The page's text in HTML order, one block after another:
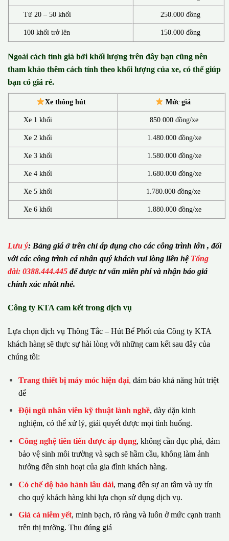
Từ 20 – 50 khối 250.000 đồng
100 khối trở lên 150.000 đồng
Ngoài cách tính giá bởi khối lượng trên đây bạn cũng nên
tham khảo thêm cách tính theo khối lượng của xe, có thể giúp
bạn có giá rẻ.
Xe thông hút Mức giá
Xe 1 khối 850.000 đồng/xe
Xe 2 khối 1.480.000 đồng/xe
Xe 3 khối 1.580.000 đồng/xe
Xe 4 khối 1.680.000 đồng/xe
Xe 5 khối 1.780.000 đồng/xe
Xe 6 khối 1.880.000 đồng/xe
Lưu ý: Bảng giá ở trên chỉ áp dụng cho các công trình lớn , đối
với các công trình cá nhân quý khách vui lòng liên hệ Tổng
đài: 0388.444.445 để được tư vấn miễn phí và nhận báo giá
chính xác nhất nhé.
Công ty KTA cam kết trong dịch vụ
Lựa chọn dịch vụ Thông Tắc – Hút Bể Phốt của Công ty KTA
khách hàng sẽ thực sự hài lòng với những cam kết sau đây của
chúng tôi:
Trang thiết bị máy móc hiện đại, đảm bảo khả năng hút triệt
để
Đội ngũ nhân viên kỹ thuật lành nghề, dày dặn kinh
nghiệm, có thể xử lý, giải quyết được mọi tình huống.
Công nghệ tiên tiến được áp dụng, không cần đục phá, đảm
bảo vệ sinh môi trường và sạch sẽ hầm cầu, không làm ảnh
hưởng đến sinh hoạt của gia đình khách hàng.
Có chế dộ bảo hành lâu dài, mang đến sự an tâm và uy tín
cho quý khách hàng khi lựa chọn sử dụng dịch vụ.
Giá cả niêm yết, minh bạch, rõ ràng và luôn ở mức cạnh tranh
trên thị trường. Thu đúng giá